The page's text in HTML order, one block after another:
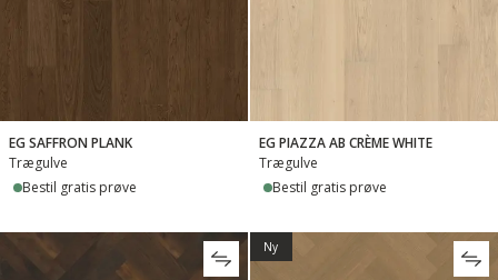
EG SAFFRON PLANK
Trægulve
Bestil gratis prøve
EG PIAZZA AB CRÈME WHITE
Trægulve
Bestil gratis prøve
Ny